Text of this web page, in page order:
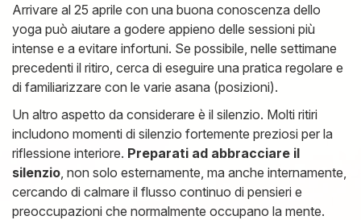
Arrivare al 25 aprile con una buona conoscenza dello
yoga può aiutare a godere appieno delle sessioni più
intense e a evitare infortuni. Se possibile, nelle settimane
precedenti il ritiro, cerca di eseguire una pratica regolare e
di familiarizzare con le varie asana (posizioni).
Un altro aspetto da considerare è il silenzio. Molti ritiri
includono momenti di silenzio fortemente preziosi per la
riflessione interiore. Preparati ad abbracciare il
silenzio , non solo esternamente, ma anche internamente,
cercando di calmare il flusso continuo di pensieri e
preoccupazioni che normalmente occupano la mente.